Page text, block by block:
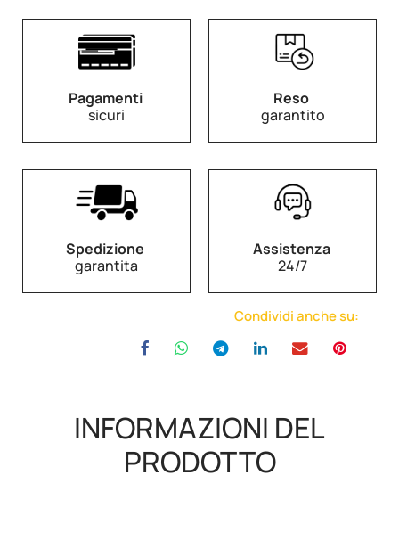
Pagamenti
sicuri
Reso
garantito
Spedizione
garantita
Assistenza
24/7
Condividi anche su:
INFORMAZIONI DEL
PRODOTTO